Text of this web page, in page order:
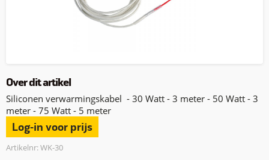
Over dit artikel
Siliconen verwarmingskabel - 30 Watt - 3 meter - 50 Watt - 3
meter - 75 Watt - 5 meter
Log-in voor prijs
Artikelnr: WK-30